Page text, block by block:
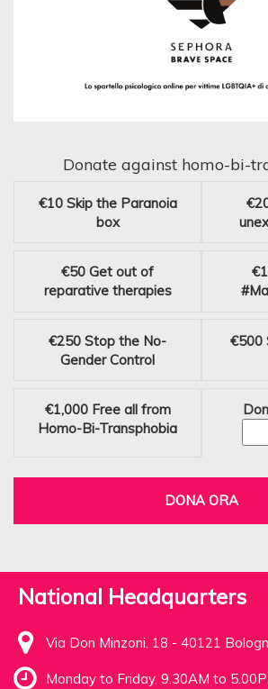
Donate against homo-bi-
€10 Skip the Paranoia
box
€50 Get out of
reparative therapies
€250 Stop the No-
Gender Control
€500
€1,000 Free all from
Homo-Bi-Transphobia
DONA ORA
National Headquarters
Via Don Minzoni, 18 - 40121
Monday to Friday, 9.30AM to